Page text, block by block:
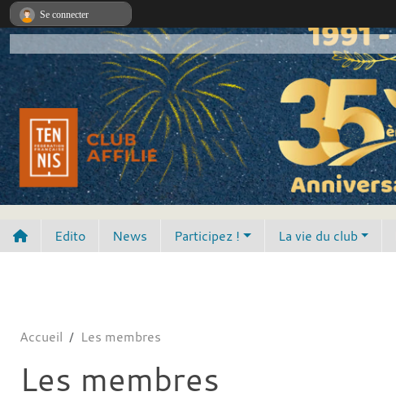
Edito News Participez ! La vie du club
Accueil Les membres
Les membres
Se connecter
Panneau de gestion des cookies